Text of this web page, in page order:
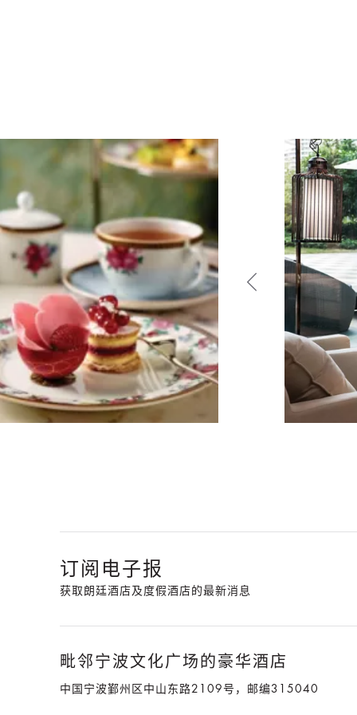
订阅电子报
获取朗廷酒店及度假酒店的最新消息
毗邻宁波文化广场的豪华酒店
中国宁波鄞州区中山东路2109号，邮编315040